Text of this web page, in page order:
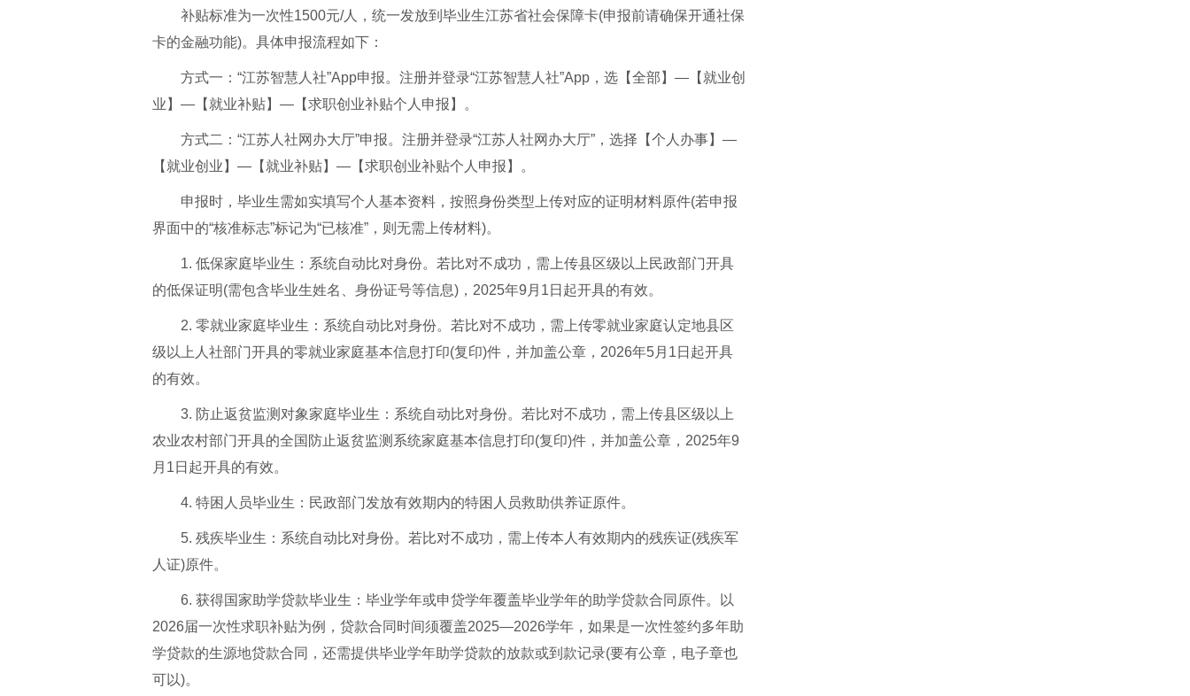
补贴标准为一次性1500元/人，统一发放到毕业生江苏省社会保障卡(申报前请确保开通社保
卡的金融功能)。具体申报流程如下：
方式一：“江苏智慧人社”App申报。注册并登录“江苏智慧人社”App，选【全部】—【就业创
业】—【就业补贴】—【求职创业补贴个人申报】。
方式二：“江苏人社网办大厅”申报。注册并登录“江苏人社网办大厅”，选择【个人办事】—
【就业创业】—【就业补贴】—【求职创业补贴个人申报】。
申报时，毕业生需如实填写个人基本资料，按照身份类型上传对应的证明材料原件(若申报
界面中的“核准标志”标记为“已核准”，则无需上传材料)。
1. 低保家庭毕业生：系统自动比对身份。若比对不成功，需上传县区级以上民政部门开具
的低保证明(需包含毕业生姓名、身份证号等信息)，2025年9月1日起开具的有效。
2. 零就业家庭毕业生：系统自动比对身份。若比对不成功，需上传零就业家庭认定地县区
级以上人社部门开具的零就业家庭基本信息打印(复印)件，并加盖公章，2026年5月1日起开具
的有效。
3. 防止返贫监测对象家庭毕业生：系统自动比对身份。若比对不成功，需上传县区级以上
农业农村部门开具的全国防止返贫监测系统家庭基本信息打印(复印)件，并加盖公章，2025年9
月1日起开具的有效。
4. 特困人员毕业生：民政部门发放有效期内的特困人员救助供养证原件。
5. 残疾毕业生：系统自动比对身份。若比对不成功，需上传本人有效期内的残疾证(残疾军
人证)原件。
6. 获得国家助学贷款毕业生：毕业学年或申贷学年覆盖毕业学年的助学贷款合同原件。以
2026届一次性求职补贴为例，贷款合同时间须覆盖2025—2026学年，如果是一次性签约多年助
学贷款的生源地贷款合同，还需提供毕业学年助学贷款的放款或到款记录(要有公章，电子章也
可以)。